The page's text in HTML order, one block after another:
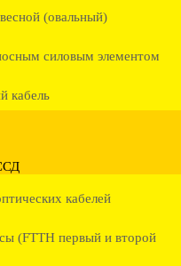
(овальный)
силовым элементом
кабель
кабелей
(FTTH первый и второй